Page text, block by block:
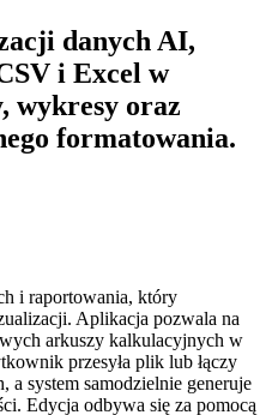
danych AI,
i Excel w
wykresy oraz
formatowania.
i raportowania, który
Aplikacja pozwala na
arkuszy kalkulacyjnych w
przesyła plik lub łączy
a system samodzielnie generuje
Edycja odbywa się za pomocą